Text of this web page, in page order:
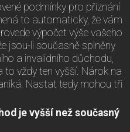
podmínky pro přiznání
to automaticky, že vám
výpočet výše vašeho
jsou-li současně splněny
a invalidního důchodu,
to vždy ten vyšší. Nárok na
Nastat tedy mohou tři
je vyšší než současný